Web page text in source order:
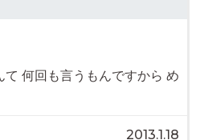
て 何回も言うもんですから め
2013.1.18